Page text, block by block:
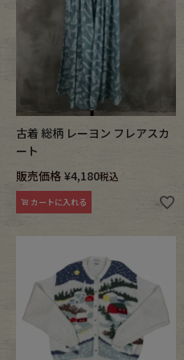
古着 総柄 レーヨン フレアスカ
ート
販売価格 ¥4,180税込
カートに入れる